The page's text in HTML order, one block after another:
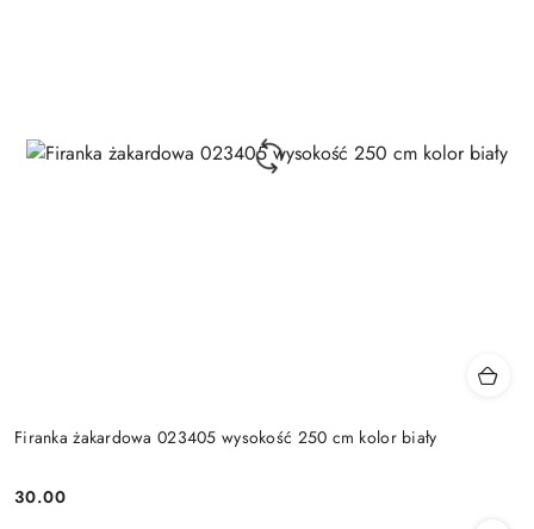
Firanka żakardowa 023405 wysokość 250 cm kolor biały
Cena:
30.00